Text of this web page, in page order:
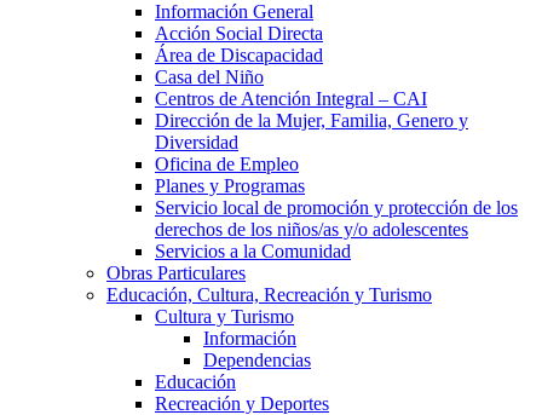
Información General
Acción Social Directa
Área de Discapacidad
Casa del Niño
Centros de Atención Integral – CAI
Dirección de la Mujer, Familia, Genero y
Diversidad
Oficina de Empleo
Planes y Programas
Servicio local de promoción y protección de los
derechos de los niños/as y/o adolescentes
Servicios a la Comunidad
Obras Particulares
Educación, Cultura, Recreación y Turismo
Cultura y Turismo
Información
Dependencias
Educación
Recreación y Deportes